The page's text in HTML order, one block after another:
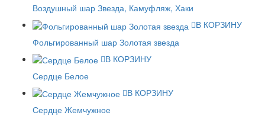
Воздушный шар Звезда, Камуфляж, Хаки
В КОРЗИНУ
Фольгированный шар Золотая звезда
В КОРЗИНУ
Сердце Белое
В КОРЗИНУ
Сердце Жемчужное